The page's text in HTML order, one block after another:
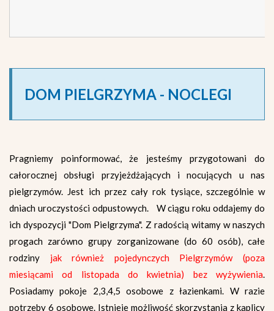
DOM PIELGRZYMA - NOCLEGI
Pragniemy poinformować, że jesteśmy przygotowani do
całorocznej obsługi przyjeżdżających i nocujących u nas
pielgrzymów. Jest ich przez cały rok tysiące, szczególnie w
dniach uroczystości odpustowych. W ciągu roku oddajemy do
ich dyspozycji "Dom Pielgrzyma". Z radością witamy w naszych
progach zarówno grupy zorganizowane (do 60 osób), całe
rodziny jak również pojedynczych Pielgrzymów (poza
miesiącami od listopada do kwietnia) bez wyżywienia.
Posiadamy pokoje 2,3,4,5 osobowe z łazienkami. W razie
potrzeby 6 osobowe. Istnieje możliwość skorzystania z kaplicy